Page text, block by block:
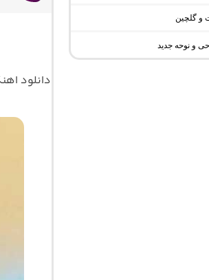
دانلود
و گلچین
و نوحه جدید